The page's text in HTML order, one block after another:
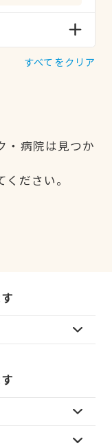
すべてをクリア
・病院は見つか
ださい。